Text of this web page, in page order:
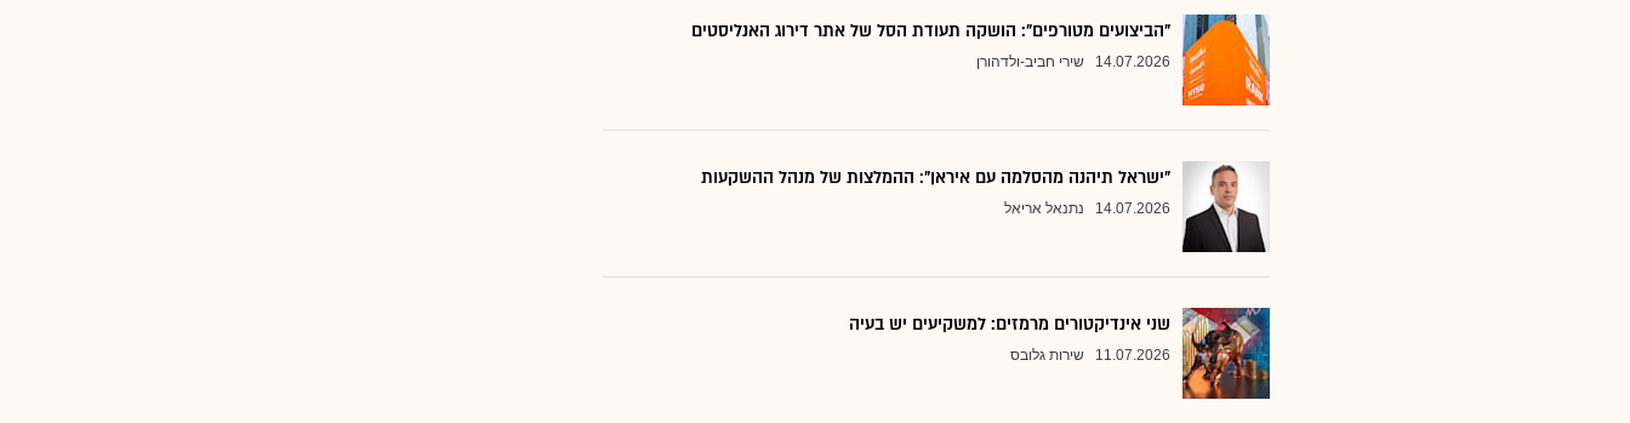
"הביצועים מטורפים": הושקה תעודת הסל של אתר דירוג האנליסטים
14.07.2026 שירי חביב-ולדהורן
"ישראל תיהנה מהסלמה עם איראן": ההמלצות של מנהל ההשקעות
14.07.2026 נתנאל אריאל
שני אינדיקטורים מרמזים: למשקיעים יש בעיה
11.07.2026 שירות גלובס